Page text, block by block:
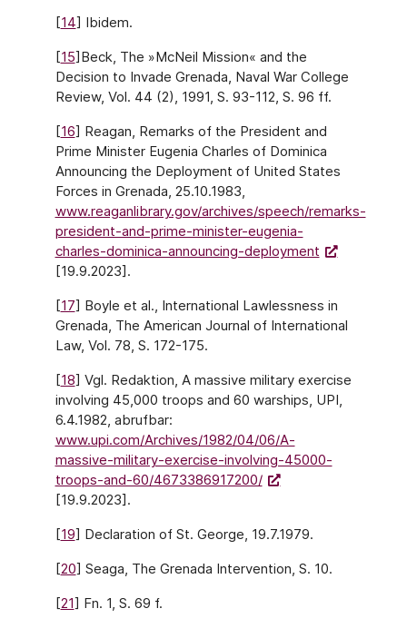
[14] Ibidem.
[15]Beck, The »McNeil Mission« and the
Decision to Invade Grenada, Naval War College
Review, Vol. 44 (2), 1991, S. 93-112, S. 96 ff.
[16] Reagan, Remarks of the President and
Prime Minister Eugenia Charles of Dominica
Announcing the Deployment of United States
Forces in Grenada, 25.10.1983,
www.reaganlibrary.gov/archives/speech/remarks-
president-and-prime-minister-eugenia-
charles-dominica-announcing-deployment
[19.9.2023].
[17] Boyle et al., International Lawlessness in
Grenada, The American Journal of International
Law, Vol. 78, S. 172-175.
[18] Vgl. Redaktion, A massive military exercise
involving 45,000 troops and 60 warships, UPI,
6.4.1982, abrufbar:
www.upi.com/Archives/1982/04/06/A-
massive-military-exercise-involving-45000-
troops-and-60/4673386917200/
[19.9.2023].
[19] Declaration of St. George, 19.7.1979.
[20] Seaga, The Grenada Intervention, S. 10.
[21] Fn. 1, S. 69 f.